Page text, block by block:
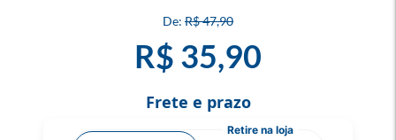
R$ 47,90
R$ 35,90
Frete e prazo